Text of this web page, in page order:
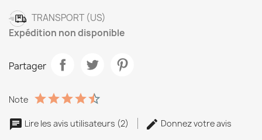
TRANSPORT (US)
Expédition non disponible
Partager
Note
Lire les avis utilisateurs (2) Donnez votre avis